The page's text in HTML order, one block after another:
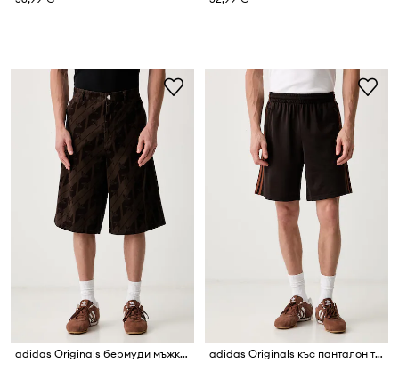
adidas Originals бермуди мъжки от памук Monogram
adidas Originals къс панталон тип анцуг мъжки Firebird